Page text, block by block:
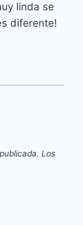
linda se
diferente!
Los